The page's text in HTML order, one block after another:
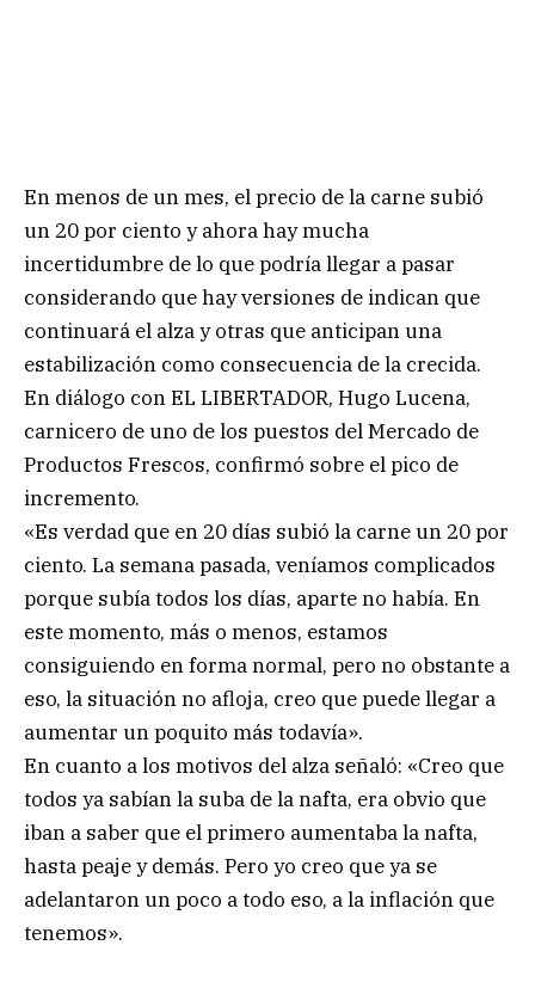
En menos de un mes, el precio de la carne subió
un 20 por ciento y ahora hay mucha
incertidumbre de lo que podría llegar a pasar
considerando que hay versiones de indican que
continuará el alza y otras que anticipan una
estabilización como consecuencia de la crecida.
En diálogo con EL LIBERTADOR, Hugo Lucena,
carnicero de uno de los puestos del Mercado de
Productos Frescos, confirmó sobre el pico de
incremento.
«Es verdad que en 20 días subió la carne un 20 por
ciento. La semana pasada, veníamos complicados
porque subía todos los días, aparte no había. En
este momento, más o menos, estamos
consiguiendo en forma normal, pero no obstante a
eso, la situación no afloja, creo que puede llegar a
aumentar un poquito más todavía».
En cuanto a los motivos del alza señaló: «Creo que
todos ya sabían la suba de la nafta, era obvio que
iban a saber que el primero aumentaba la nafta,
hasta peaje y demás. Pero yo creo que ya se
adelantaron un poco a todo eso, a la inflación que
tenemos».